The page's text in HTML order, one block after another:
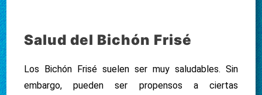
Salud del Bichón Frisé
Los Bichón Frisé suelen ser muy saludables. Sin
embargo, pueden ser propensos a ciertas